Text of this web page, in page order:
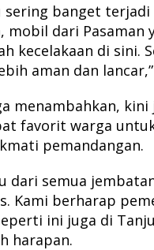
sering banget terjadi
mobil dari Pasaman
kecelakaan di sini.
aman dan
menambahkan,
favorit warga
pemandangan.
dari semua
Kami berharap
ini juga di
harapan.